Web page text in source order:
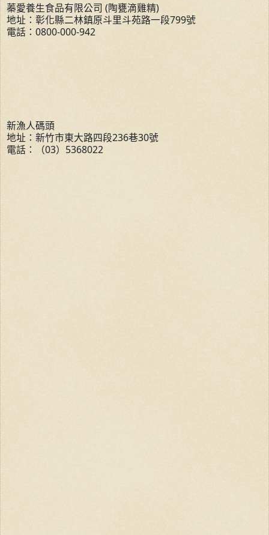
蓁愛養生食品有限公司 (陶甕滴雞精)
地址：彰化縣二林鎮原斗里斗苑路一段799號
電話：0800-000-942
新漁人碼頭
地址：新竹市東大路四段236巷30號
電話：（03）5368022